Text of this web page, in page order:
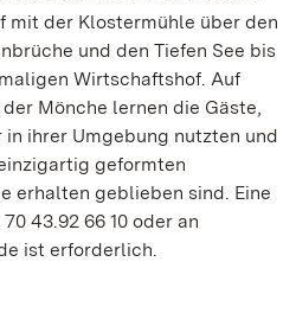
mit der Klostermühle über den
und den Tiefen See bis
Wirtschaftshof. Auf
Mönche lernen die Gäste,
ihrer Umgebung nutzten und
geformten
erhalten geblieben sind. Eine
43.92 66 10 oder an
ist erforderlich.